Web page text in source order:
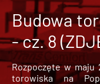
Budowa
- cz. 8
Rozpoczęte w maju
torowiska na